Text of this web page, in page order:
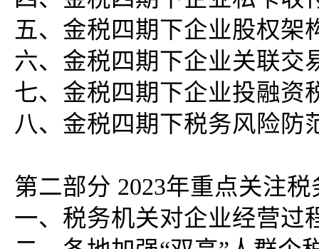
五、金税四期下企业股权架
六、金税四期下企业关联交
七、金税四期下企业投融资
八、金税四期下税务风险防
第二部分 2023年重点关注
一、税务机关对企业经营过